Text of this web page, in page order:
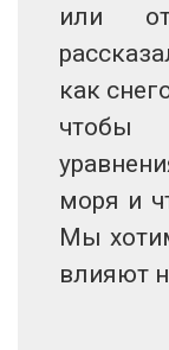
или
как
чтобы
моря и
Мы
влияют